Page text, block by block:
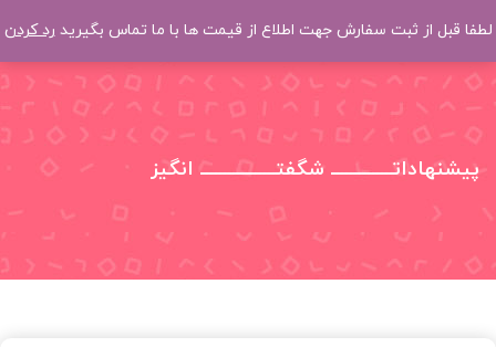
پیشنهاداتــــــــــــــ شگفتـــــــــــــــــ انگیز
لطفا قبل از ثبت سفارش جهت اطلاع از قیمت ها با ما تماس بگیریدرد کردن